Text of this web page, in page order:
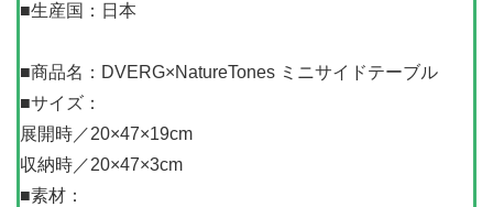
■生産国：日本
■商品名：DVERG×NatureTones ミニサイドテーブル
■サイズ：
展開時／20×47×19cm
収納時／20×47×3cm
■素材：